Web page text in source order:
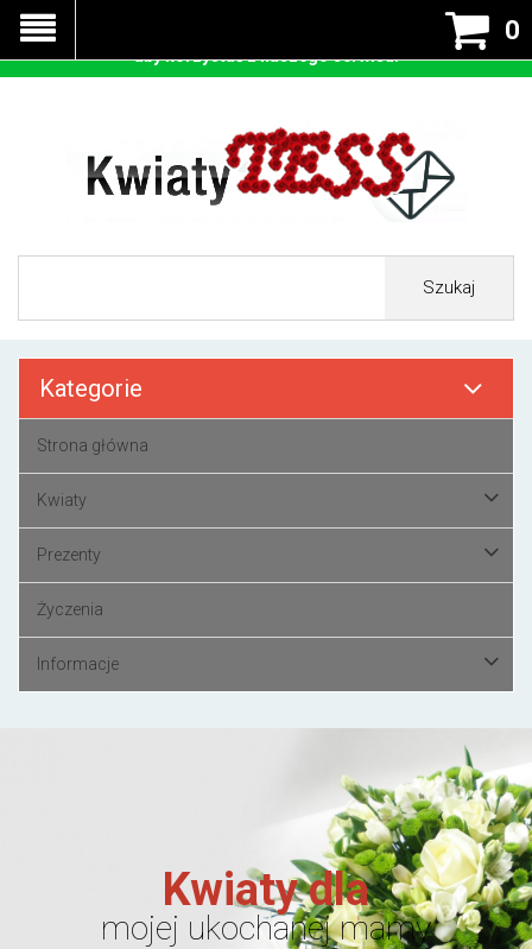
0
Szukaj
Kategorie
Strona główna
Kwiaty
Prezenty
Życzenia
Informacje
Kwiaty dla
mojej ukochanej mamy
Nasza strona korzysta z cookies - czyli tzw ciastek w celu
prawidłowego działania. Zaakceptuj przyjmowanie cookies
aby korzystać z naszego serwisu.